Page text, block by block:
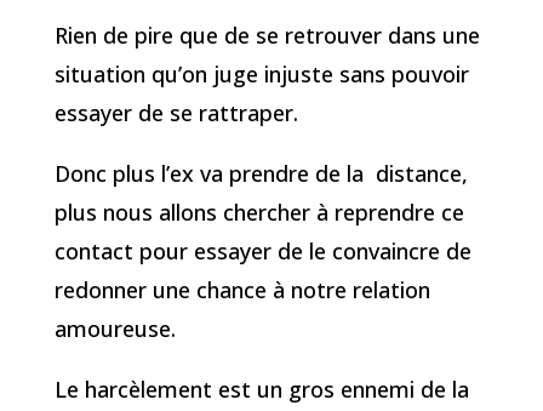
Rien de pire que de se retrouver dans une
situation qu’on juge injuste sans pouvoir
essayer de se rattraper.
Donc plus l’ex va prendre de la distance,
plus nous allons chercher à reprendre ce
contact pour essayer de le convaincre de
redonner une chance à notre relation
amoureuse.
Le harcèlement est un gros ennemi de la